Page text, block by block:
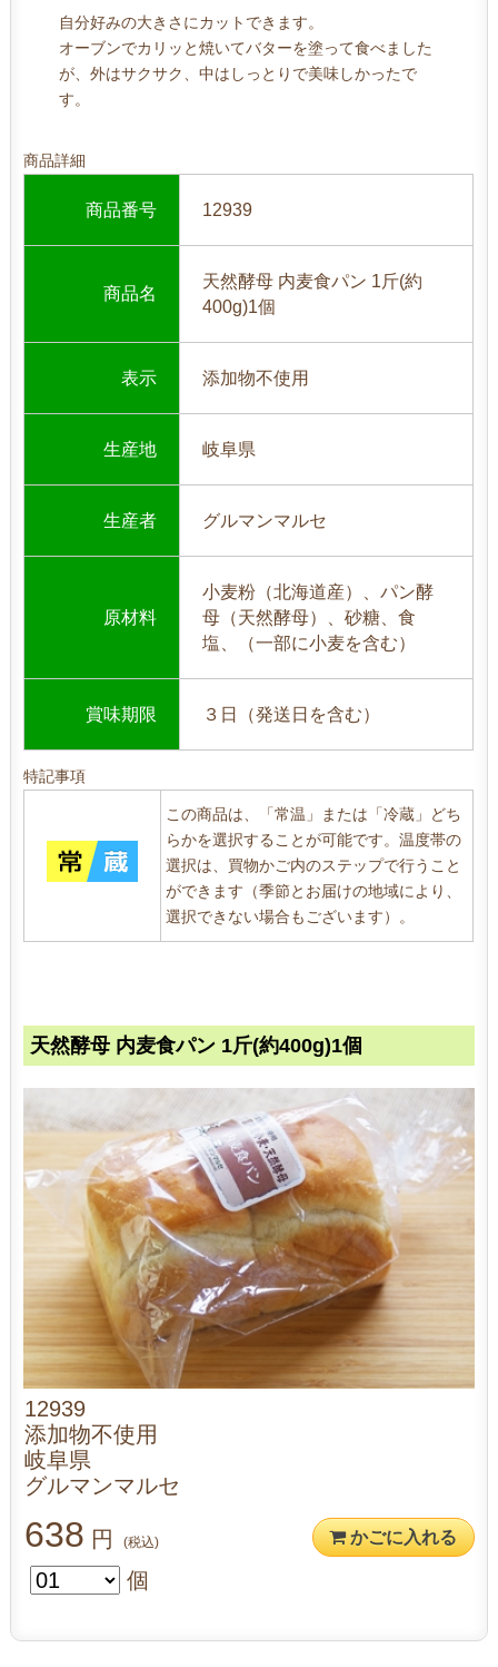
自分好みの大きさにカットできます。
オーブンでカリッと焼いてバターを塗って食べました
が、外はサクサク、中はしっとりで美味しかったで
す。
商品詳細
商品番号 12939
商品名
天然酵母 内麦食パン 1斤(約
400g)1個
表示 添加物不使用
生産地 岐阜県
生産者 グルマンマルセ
原材料
小麦粉（北海道産）、パン酵
母（天然酵母）、砂糖、食
塩、（一部に小麦を含む）
賞味期限 ３日（発送日を含む）
特記事項
この商品は、「常温」または「冷蔵」どち
らかを選択することが可能です。温度帯の
選択は、買物かご内のステップで行うこと
ができます（季節とお届けの地域により、
選択できない場合もございます）。
天然酵母 内麦食パン 1斤(約400g)1個
12939
添加物不使用
岐阜県
グルマンマルセ
638 円 (税込) かごに入れる
個